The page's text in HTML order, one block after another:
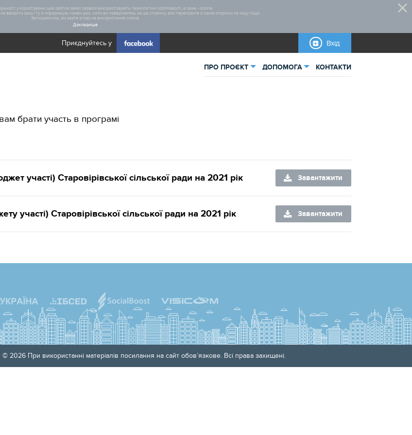
у користуванні цим сайтом деякі сервіси використовують технологічні особливості, а саме - cookie.
вводити одну і ту ж інформацію кожен раз, коли ви повертаєтесь на цю сторінку, або переходите з однієї сторінки на іншу тощо.
Залишаючись, ви даєте згоду на використання cookie.
Докладніше
Приєднуйтесь у Вхід
ПРО ПРОЄКТ ДОПОМОГА
Відеоінструкції
Інструкції
КОНТАКТИ
брати участь в програмі
участі) Старовірівської сільської ради на 2021 рік Завантажити
Старовірівської сільської ради на 2021 рік Завантажити
2026 При використанні матеріалів посилання на сайт обов’язкове. Всі права захищені.